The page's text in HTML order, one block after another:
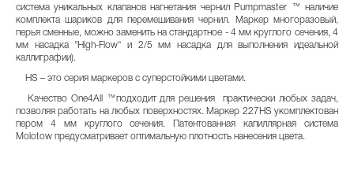
система уникальных клапанов нагнетания чернил Pumpmaster ™ наличие
комплекта шариков для перемешивания чернил. Маркер многоразовый,
перья сменные, можно заменить на стандартное - 4 мм круглого сечения, 4
мм насадка "High-Flow" и 2/5 мм насадка для выполнения идеальной
каллиграфии).
HS – это серия маркеров с суперстойкими цветами.
Качество One4All ™подходит для решения практически любых задач,
позволяя работать на любых поверхностях. Маркер 227HS укомплектован
пером 4 мм круглого сечения. Патентованная капиллярная система
Molotow предусматривает оптимальную плотность нанесения цвета.